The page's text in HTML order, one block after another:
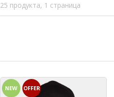
25 продукта, 1 страница
NEW OFFER